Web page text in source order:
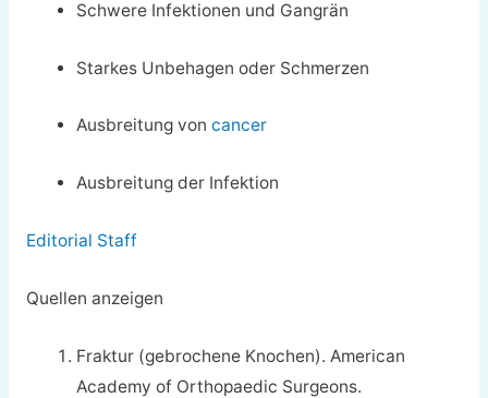
Schwere Infektionen und Gangrän
Starkes Unbehagen oder Schmerzen
Ausbreitung voncancer
Ausbreitung der Infektion
Editorial Staff
Quellen anzeigen
Fraktur (gebrochene Knochen). American
Academy of Orthopaedic Surgeons.